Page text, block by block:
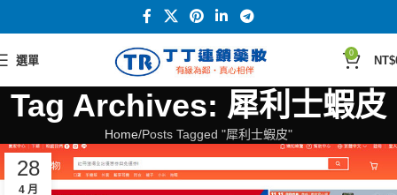
選單
0
NT$
Tag Archives: 犀利士蝦皮
Home Posts Tagged "犀利士蝦皮"
28
4 月